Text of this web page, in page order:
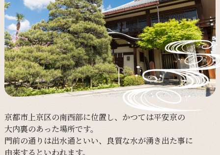
京都市上京区の南西部に位置し、 かつては平安京の
大内裏のあった場所です。
門前の通りは出水通といい、 良質な水が湧き出た事に
由来するといわれます。